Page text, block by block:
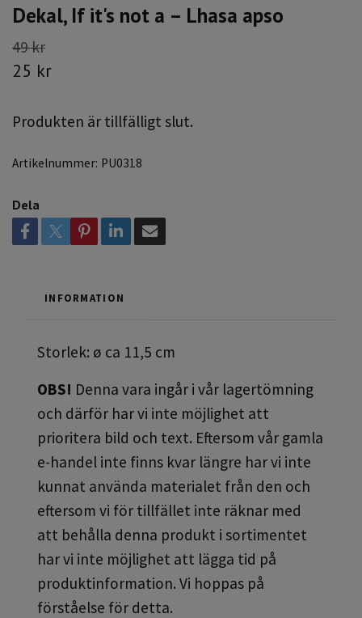
Dekal, If it's not a – Lhasa apso
49 kr
25 kr
Produkten är tillfälligt slut.
Artikelnummer: PU0318
Dela
INFORMATION
Storlek: ø ca 11,5 cm
OBS! Denna vara ingår i vår lagertömning
och därför har vi inte möjlighet att
prioritera bild och text. Eftersom vår gamla
e-handel inte finns kvar längre har vi inte
kunnat använda materialet från den och
eftersom vi för tillfället inte räknar med
att behålla denna produkt i sortimentet
har vi inte möjlighet att lägga tid på
produktinformation. Vi hoppas på
förståelse för detta.